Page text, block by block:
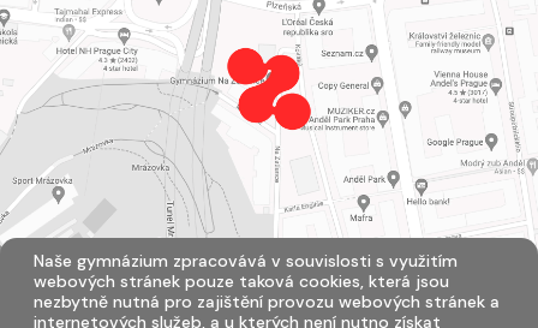
Naše gymnázium zpracovává v souvislosti s využitím
webových stránek pouze taková cookies, která jsou
nezbytně nutná pro zajištění provozu webových stránek a
internetových služeb, a u kterých není nutno získat